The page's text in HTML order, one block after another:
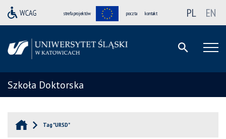
strefa projektów poczta kontakt PL EN
Szkoła Doktorska
Tag "URSD"